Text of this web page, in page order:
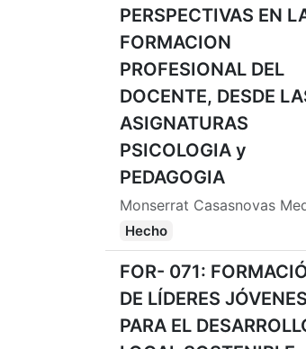
PERSPECTIVAS EN
FORMACION
PROFESIONAL DEL
DOCENTE, DESDE
ASIGNATURAS
PSICOLOGIA y
PEDAGOGIA
Monserrat Casasnovas
Hecho
FOR- 071:
DE LÍDERES JÓVENES
PARA EL